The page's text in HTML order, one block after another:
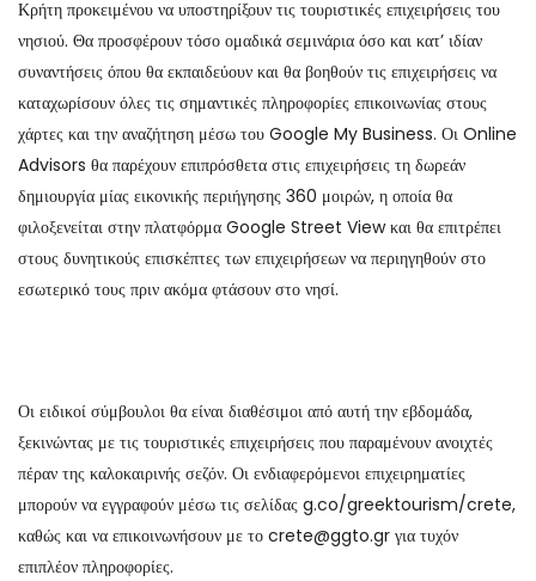
Κρήτη προκειμένου να υποστηρίξουν τις τουριστικές επιχειρήσεις του
νησιού. Θα προσφέρουν τόσο ομαδικά σεμινάρια όσο και κατ’ ιδίαν
συναντήσεις όπου θα εκπαιδεύουν και θα βοηθούν τις επιχειρήσεις να
καταχωρίσουν όλες τις σημαντικές πληροφορίες επικοινωνίας στους
χάρτες και την αναζήτηση μέσω του Google My Business. Οι Online
Advisors θα παρέχουν επιπρόσθετα στις επιχειρήσεις τη δωρεάν
δημιουργία μίας εικονικής περιήγησης 360 μοιρών, η οποία θα
φιλοξενείται στην πλατφόρμα Google Street View και θα επιτρέπει
στους δυνητικούς επισκέπτες των επιχειρήσεων να περιηγηθούν στο
εσωτερικό τους πριν ακόμα φτάσουν στο νησί.
Οι ειδικοί σύμβουλοι θα είναι διαθέσιμοι από αυτή την εβδομάδα,
ξεκινώντας με τις τουριστικές επιχειρήσεις που παραμένουν ανοιχτές
πέραν της καλοκαιρινής σεζόν. Οι ενδιαφερόμενοι επιχειρηματίες
μπορούν να εγγραφούν μέσω τις σελίδας g.co/greektourism/crete,
καθώς και να επικοινωνήσουν με το crete@ggto.gr για τυχόν
επιπλέον πληροφορίες.